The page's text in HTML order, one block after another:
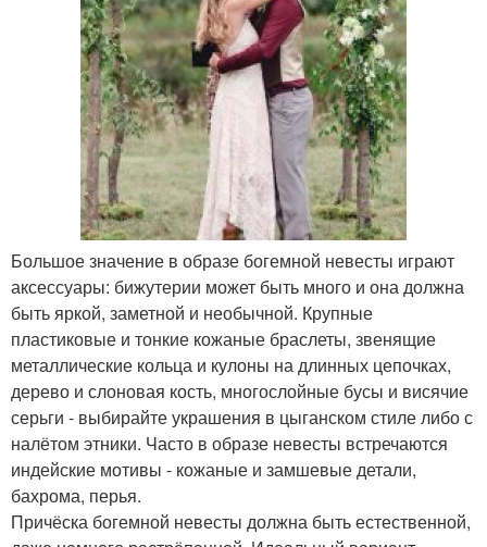
Большое значение в образе богемной невесты играют
аксессуары: бижутерии может быть много и она должна
быть яркой, заметной и необычной. Крупные
пластиковые и тонкие кожаные браслеты, звенящие
металлические кольца и кулоны на длинных цепочках,
дерево и слоновая кость, многослойные бусы и висячие
серьги - выбирайте украшения в цыганском стиле либо с
налётом этники. Часто в образе невесты встречаются
индейские мотивы - кожаные и замшевые детали,
бахрома, перья.
Причёска богемной невесты должна быть естественной,